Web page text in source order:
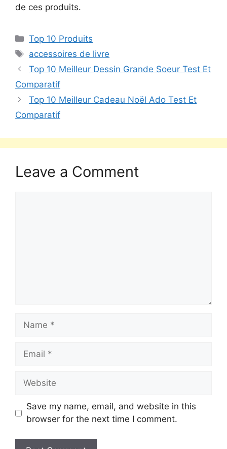
de ces produits.
Top 10 Produits
accessoires de livre
Top 10 Meilleur Dessin Grande Soeur Test Et
Comparatif
Top 10 Meilleur Cadeau Noël Ado Test Et
Comparatif
Leave a Comment
Save my name, email, and website in this
browser for the next time I comment.